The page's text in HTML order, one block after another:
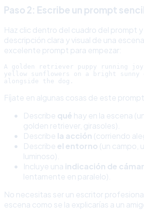
Paso 2: Escribe un prompt
Haz clic dentro del cuadro del prompt
descripción clara y visual de una
excelente prompt para empezar:
A golden retriever puppy running
yellow sunflowers on a bright sunny
Fíjate en algunas cosas de este
Describe qué hay en la escena
golden retriever, girasoles).
Describe la acción (corriendo
Describe el entorno (un campo,
luminoso).
Incluye una indicación de
lentamente en paralelo).
No necesitas ser un escritor
escena como se la explicarías a un